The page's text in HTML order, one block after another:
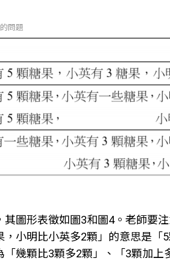
問題
圖形表徵如圖3和圖4。老師要
小明比小英多2顆」的意思是
幾顆比3顆多2顆」、「3顆加上